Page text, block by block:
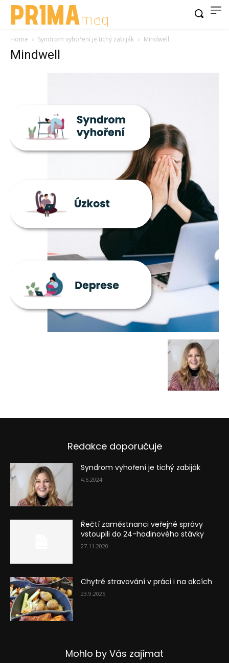
PRIMAmag
Home Syndrom vyhoření je tichý zabiják Mindwell
Mindwell
Redakce doporučuje
Syndrom vyhoření je tichý zabiják
4.6.2024
Řečtí zaměstnanci veřejné správy
vstoupili do 24-hodinového stávky
27.11.2020
Chytré stravování v práci i na akcích
23.9.2025
Mohlo by Vás zajímat